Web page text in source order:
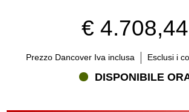
€ 4.708,44
Prezzo Dancover Iva inclusa Esclusi i
DISPONIBILE